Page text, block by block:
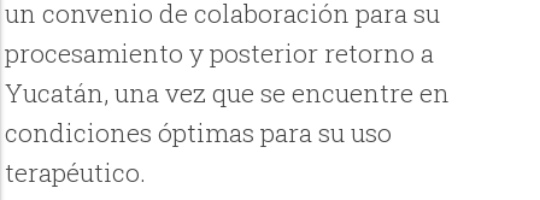
un convenio de colaboración para su
procesamiento y posterior retorno a
Yucatán, una vez que se encuentre en
condiciones óptimas para su uso
terapéutico.